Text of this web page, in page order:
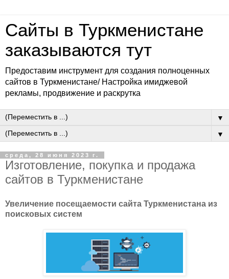
Сайты в Туркменистане
заказываются тут
Предоставим инструмент для создания полноценных
сайтов в Туркменистане/ Настройка имиджевой
рекламы, продвижение и раскрутка
▼
▼
среда, 28 июня 2023 г.
Изготовление, покупка и продажа
сайтов в Туркменистане
Увеличение посещаемости сайта Туркменистана из
поисковых систем